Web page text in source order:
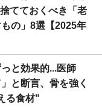
てておくべき「老
の」8選【2025年
と効果的...医師
と断言、骨を強く
る食材"